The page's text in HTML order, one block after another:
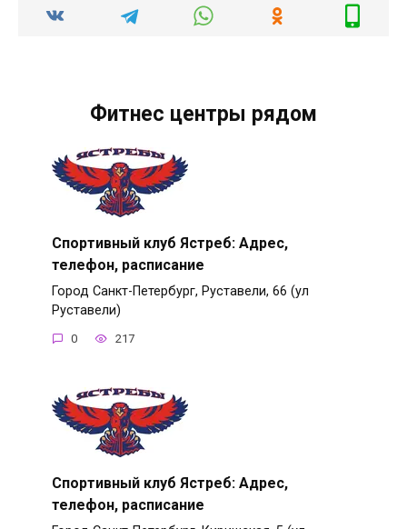
Фитнес центры рядом
Спортивный клуб Ястреб: Адрес,
телефон, расписание
Город Санкт-Петербург, Руставели, 66 (ул
Руставели)
0 217
Спортивный клуб Ястреб: Адрес,
телефон, расписание